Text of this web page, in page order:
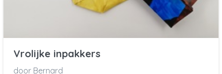
Vrolijke inpakkers
door Bernard